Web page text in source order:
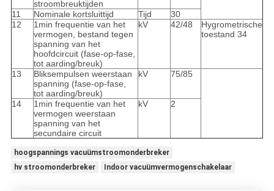
stroombreuktijden
11 Nominale kortsluittijd Tijd
30
12
1min frequentie van het
vermogen, bestand tegen
spanning van het
hoofdcircuit (fase-op-fase,
tot aarding/breuk)
kV 42/48
Hygrometrische
toestand 34
13
Bliksempulsen weerstaan
spanning (fase-op-fase,
tot aarding/breuk)
kV 75/85
14
1min frequentie van het
vermogen weerstaan
spanning van het
secundaire circuit
kV 2
hoogspannings vacuümstroomonderbreker
hv stroomonderbreker
Indoor vacuümvermogenschakelaar